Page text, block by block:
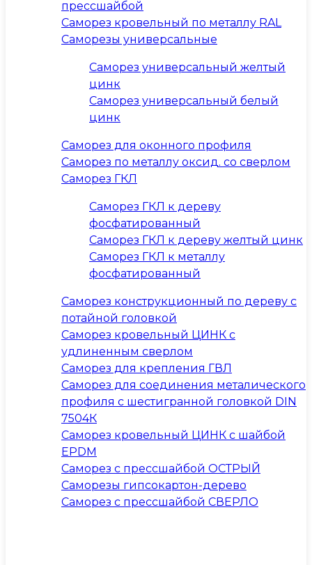
прессшайбой
Саморез кровельный по металлу RAL
Саморезы универсальные
Саморез универсальный желтый
цинк
Саморез универсальный белый
цинк
Саморез для оконного профиля
Саморез по металлу оксид. со сверлом
Саморез ГКЛ
Саморез ГКЛ к дереву
фосфатированный
Саморез ГКЛ к дереву желтый цинк
Саморез ГКЛ к металлу
фосфатированный
Саморез конструкционный по дереву с
потайной головкой
Саморез кровельный ЦИНК с
удлиненным сверлом
Саморез для крепления ГВЛ
Саморез для соединения металического
профиля с шестигранной головкой DIN
7504К
Саморез кровельный ЦИНК с шайбой
EPDM
Саморез с прессшайбой ОСТРЫЙ
Саморезы гипсокартон-дерево
Саморез с прессшайбой СВЕРЛО